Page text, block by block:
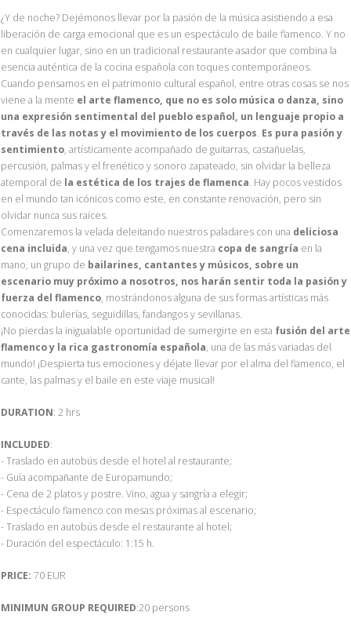
¿Y de noche? Dejémonos llevar por la pasión de la música asistiendo a esa
liberación de carga emocional que es un espectáculo de baile flamenco. Y no
en cualquier lugar, sino en un tradicional restaurante asador que combina la
esencia auténtica de la cocina española con toques contemporáneos.
Cuando pensamos en el patrimonio cultural español, entre otras cosas se nos
viene a la mente el arte flamenco, que no es solo música o danza, sino
una expresión sentimental del pueblo español, un lenguaje propio a
través de las notas y el movimiento de los cuerpos. Es pura pasión y
sentimiento, artísticamente acompañado de guitarras, castañuelas,
percusión, palmas y el frenético y sonoro zapateado, sin olvidar la belleza
atemporal de la estética de los trajes de flamenca. Hay pocos vestidos
en el mundo tan icónicos como este, en constante renovación, pero sin
olvidar nunca sus raíces.
Comenzaremos la velada deleitando nuestros paladares con una deliciosa
cena incluida, y una vez que tengamos nuestra copa de sangría en la
mano, un grupo de bailarines, cantantes y músicos, sobre un
escenario muy próximo a nosotros, nos harán sentir toda la pasión y
fuerza del flamenco, mostrándonos alguna de sus formas artísticas más
conocidas: bulerías, seguidillas, fandangos y sevillanas.
¡No pierdas la inigualable oportunidad de sumergirte en esta fusión del arte
flamenco y la rica gastronomía española, una de las más variadas del
mundo! ¡Despierta tus emociones y déjate llevar por el alma del flamenco, el
cante, las palmas y el baile en este viaje musical!
DURATION: 2 hrs
INCLUDED:
- Traslado en autobús desde el hotel al restaurante;
- Guía acompañante de Europamundo;
- Cena de 2 platos y postre. Vino, agua y sangría a elegir;
- Espectáculo flamenco con mesas próximas al escenario;
- Traslado en autobús desde el restaurante al hotel;
- Duración del espectáculo: 1:15 h.
PRICE: 70 EUR
MINIMUN GROUP REQUIRED:20 persons